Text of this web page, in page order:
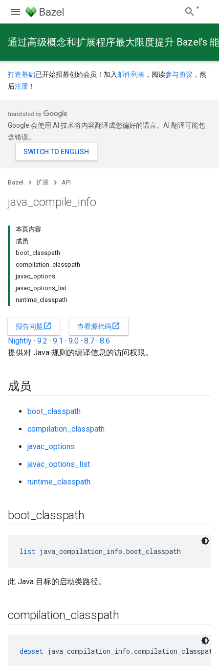
通过高级概念和扩展程序最大限度提升 Bazel’s
打造基础已开始招募创始会员！加入 邮件列表 ，阅读参与协议 ，然
后注册 ！
Google 会使用 AI 技术将内容翻译成您偏好的语言。AI 翻译可能包
含错误。
Bazel 扩展 API
java compile info
本页内容
成员
boot_classpath
compilation_classpath
javac_options
javac_options_list
runtime_classpath
报告问题open_in_new 查看源代码open_in_new
Nightly · 9.2 · 9.1 · 9.0 · 8.7 · 8.6
提供对 Java 规则的编译信息的访问权限。
成员
boot_classpath
compilation_classpath
javac_options
javac_options_list
runtime_classpath
boot classpath
list java_compilation_info.boot_classpath
此 Java 目标的启动类路径。
compilation _classpath
depset java_compilation_info.compilation_classpath